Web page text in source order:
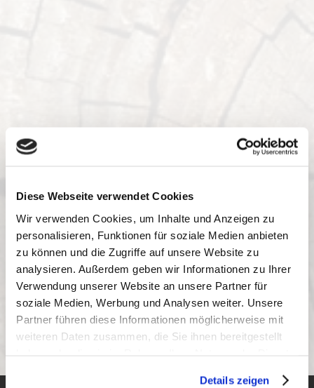
Diese Webseite verwendet Cookies
Wir verwenden Cookies, um Inhalte und Anzeigen zu
personalisieren, Funktionen für soziale Medien anbieten
zu können und die Zugriffe auf unsere Website zu
analysieren. Außerdem geben wir Informationen zu Ihrer
Verwendung unserer Website an unsere Partner für
soziale Medien, Werbung und Analysen weiter. Unsere
Partner führen diese Informationen möglicherweise mit
weiteren Daten zusammen, die Sie ihnen bereitgestellt
Details zeigen